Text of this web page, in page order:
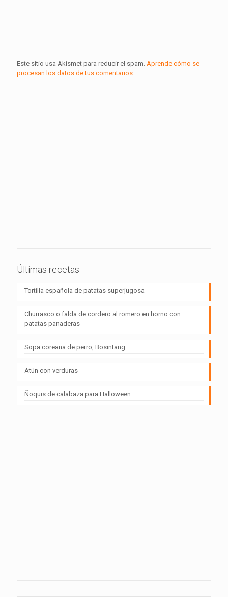
Este sitio usa Akismet para reducir el spam. Aprende cómo se
procesan los datos de tus comentarios.
Últimas recetas
Tortilla española de patatas superjugosa
Churrasco o falda de cordero al romero en horno con
patatas panaderas
Sopa coreana de perro, Bosintang
Atún con verduras
Ñoquis de calabaza para Halloween